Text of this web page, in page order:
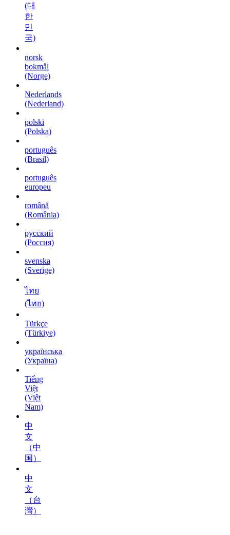
(대
한
민
국)
norsk
bokmål
(Norge)
Nederlands
(Nederland)
polski
(Polska)
português
(Brasil)
português
europeu
română
(România)
русский
(Россия)
svenska
(Sverige)
ไทย
(ไทย)
Türkçe
(Türkiye)
українська
(Україна)
Tiếng
Việt
(Việt
Nam)
中
文
（中
国）
中
文
（台
灣）